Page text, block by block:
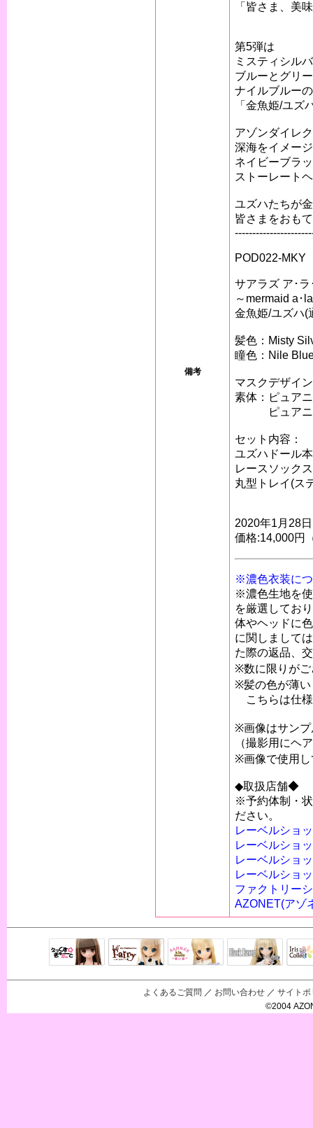
備考
「皆さま、美
第5弾は
ミスティシル
ブルーとグリ
ナイルブルー
「金魚姫/ユズ
アゾンダイレ
深海をイメー
ネイビーブラ
ストーレート
ユズハたちが
皆さまをおも
POD022-MKY
サアラズ ア･ラ
～mermaid a･
金魚姫/ユズハ(
髪色：Misty
瞳色：Nile
マスクデザイ
素体：ピュア
ピュアニー
セット内容：
ユズハドール
レースソック
丸型トレイ(ス
2020年1月28
価格:14,000円
※濃色衣装に
※濃色生地を
を厳選してお
体やヘッドに
に関しまして
た際の返品、
※数に限りがご
※髪の色が薄い
こちらは仕様
※画像はサンプ
（撮影用にヘ
※画像で使用し
◆取扱店舗◆
※予約体制・
ださい。
レーベルショ
レーベルショ
レーベルショ
レーベルショ
ファクトリー
AZONET(アゾ
よくあるご質問 ／ お問い合わせ ／ サイトポ
©2004